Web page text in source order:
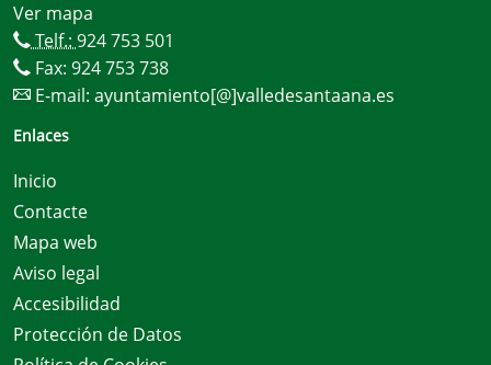
Ver mapa
Telf.: 924 753 501
Fax: 924 753 738
E-mail: ayuntamiento[@]valledesantaana.es
Enlaces
Inicio
Contacte
Mapa web
Aviso legal
Accesibilidad
Protección de Datos